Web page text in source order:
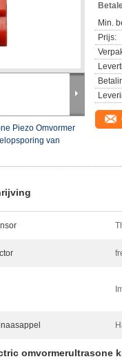
Piezo Omvormer
van
Min.
Prijs:
omvormerultrasone